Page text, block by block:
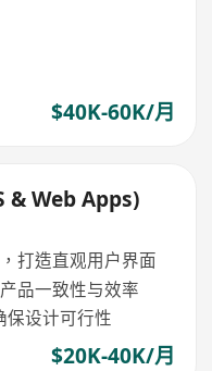
$40K-60K/月
& Web Apps)
打造直观用户界面
品一致性与效率
保设计可行性
$20K-40K/月